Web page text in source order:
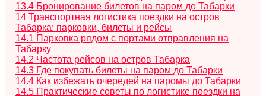
13.4 Бронирование билетов на паром до Табарки
14 Транспортная логистика поездки на остров
Табарка: парковки, билеты и рейсы
14.1 Парковка рядом с портами отправления на
Табарку
14.2 Частота рейсов на остров Табарка
14.3 Где покупать билеты на паром до Табарки
14.4 Как избежать очередей на паромы до Табарки
14.5 Практические советы по логистике поездки на